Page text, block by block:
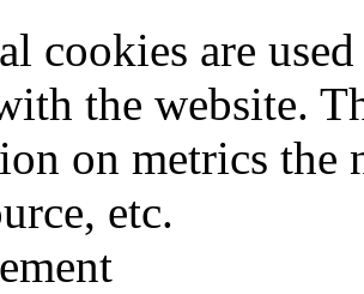
cookies are
the website.
on metrics the
etc.